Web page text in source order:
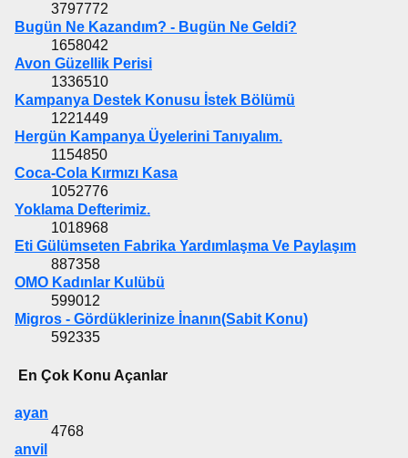
3797772
Bugün Ne Kazandım? - Bugün Ne Geldi?
1658042
Avon Güzellik Perisi
1336510
Kampanya Destek Konusu İstek Bölümü
1221449
Hergün Kampanya Üyelerini Tanıyalım.
1154850
Coca-Cola Kırmızı Kasa
1052776
Yoklama Defterimiz.
1018968
Eti Gülümseten Fabrika Yardımlaşma Ve Paylaşım
887358
OMO Kadınlar Kulübü
599012
Migros - Gördüklerinize İnanın(Sabit Konu)
592335
En Çok Konu Açanlar
ayan
4768
anvil